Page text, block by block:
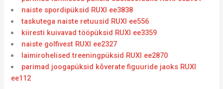
naiste spordipüksid RUXI ee3838
taskutega naiste retuusid RUXI ee556
kiiresti kuivavad tööpüksid RUXI ee3359
naiste golfivest RUXI ee2327
laimirohelised treeningpüksid RUXI ee2870
parimad joogapüksid kõverate figuuride jaoks RUXI
ee112